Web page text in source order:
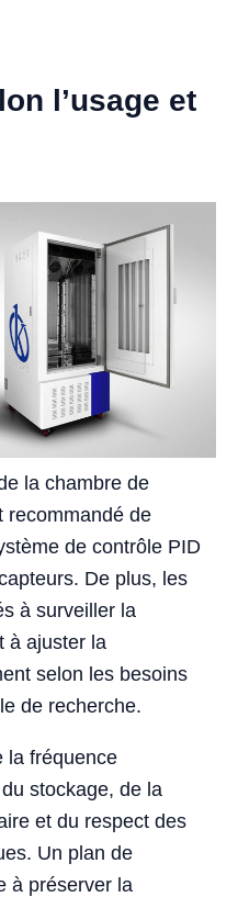
l’usage et
la chambre de
recommandé de
de contrôle PID
De plus, les
à surveiller la
à ajuster la
selon les besoins
de recherche.
la fréquence
stockage, de la
et du respect des
Un plan de
à préserver la